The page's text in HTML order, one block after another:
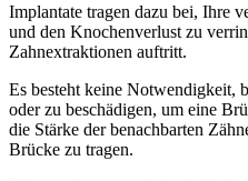
Implantate tragen dazu bei, Ihre
und den Knochenverlust zu
Zahnextraktionen auftritt.
Es besteht keine Notwendigkeit,
oder zu beschädigen, um eine
die Stärke der benachbarten
Brücke zu tragen.